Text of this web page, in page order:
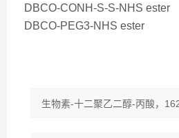
DBCO-CONH-S-S-NHS ester
DBCO-PEG3-NHS ester